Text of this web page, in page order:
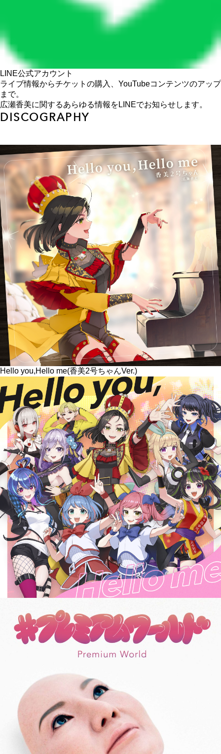
LINE公式アカウント
ライブ情報からチケットの購入、YouTubeコンテンツのアップ
まで。
広瀬香美に関するあらゆる情報をLINEでお知らせします。
DISCOGRAPHY
Hello you,Hello me(香美2号ちゃんVer.)